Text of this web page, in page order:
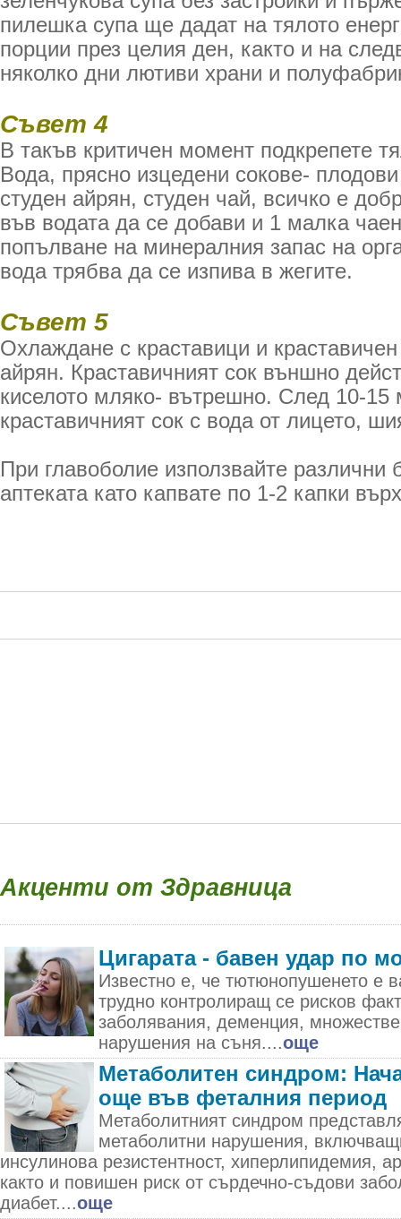
пилешка супа ще дадат на тялото
порции през целия ден, както и на
няколко дни лютиви храни и
Съвет 4
В такъв критичен момент подкрепете
Вода, прясно изцедени сокове-
студен айрян, студен чай, всичко е
във водата да се добави и 1 малка
попълване на минералния запас на
вода трябва да се изпива в жегите.
Съвет 5
Охлаждане с краставици и
айрян. Краставичният сок външно
киселото мляко- вътрешно. След 10-15
краставичният сок с вода от лицето,
При главоболие използвайте различни
аптеката като капвате по 1-2 капки
Акценти от Здравница
Цигарата - бавен удар по
Известно е, че тютюнопушенето е
трудно контролиращ се рисков
заболявания, деменция,
нарушения на съня....още
Метаболитен синдром:
още във феталния период
Метаболитният синдром
метаболитни нарушения,
инсулинова резистентност, хиперлипидемия,
както и повишен риск от сърдечно-съдови
диабет....още